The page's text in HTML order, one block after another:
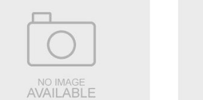
đáng giá. Công nghệ này sử
rõ sự khác biệt so với nhiều
hơn khi di chuyển ở tốc độ cao.